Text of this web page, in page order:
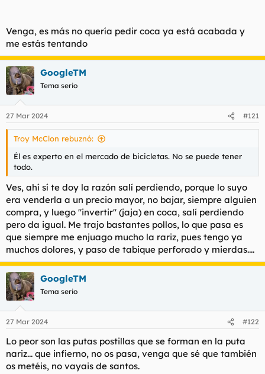
Venga, es más no quería pedir coca ya está acabada y
me estás tentando
GoogleTM
Tema serio
27 Mar 2024 #121
Troy McClon rebuznó:
Él es experto en el mercado de bicicletas. No se puede tener
todo.
Ves, ahí sí te doy la razón salí perdiendo, porque lo suyo
era venderla a un precio mayor, no bajar, siempre alguien
compra, y luego "invertir" (jaja) en coca, salí perdiendo
pero da igual. Me trajo bastantes pollos, lo que pasa es
que siempre me enjuago mucho la rariz, pues tengo ya
muchos dolores, y paso de tabique perforado y mierdas....
GoogleTM
Tema serio
27 Mar 2024 #122
Lo peor son las putas postillas que se forman en la puta
nariz... que infierno, no os pasa, venga que sé que también
os metéis, no vayais de santos.